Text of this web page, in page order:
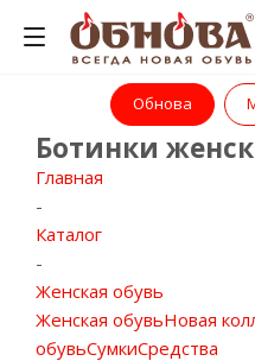
Обнова
Ботинки
Главная
-
Каталог
-
Женская обувь
Женская обувьНовая
обувьСумкиСредства